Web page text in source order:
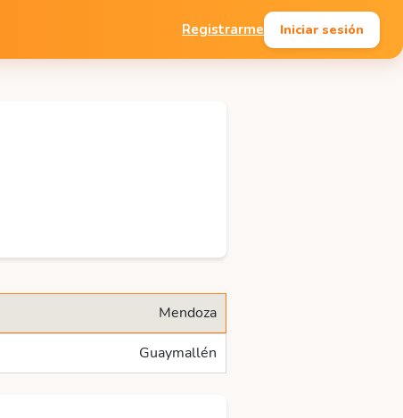
Registrarme Iniciar sesión
Mendoza
Guaymallén